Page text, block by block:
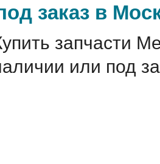
заказ в
запчасти
или под